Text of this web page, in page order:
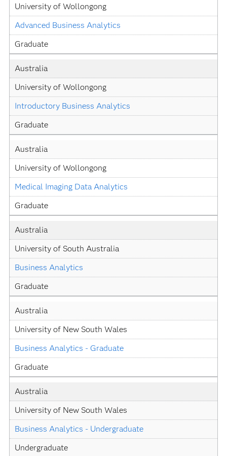
University of Wollongong
Advanced Business Analytics
Graduate
Australia
University of Wollongong
Introductory Business Analytics
Graduate
Australia
University of Wollongong
Medical Imaging Data Analytics
Graduate
Australia
University of South Australia
Business Analytics
Graduate
Australia
University of New South Wales
Business Analytics - Graduate
Graduate
Australia
University of New South Wales
Business Analytics - Undergraduate
Undergraduate